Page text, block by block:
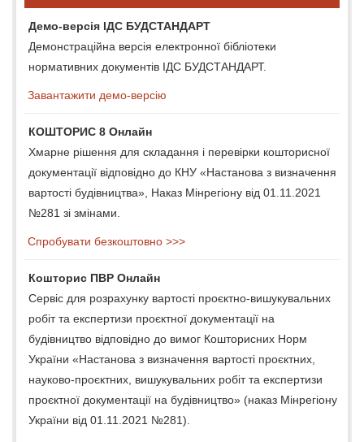
Демо-версія ІДС БУДСТАНДАРТ
Демонстраційна версія електронної бібліотеки
нормативних документів ІДС БУДСТАНДАРТ.
Завантажити демо-версію
КОШТОРИС 8 Онлайн
Хмарне рішення для складання і перевірки кошторисної
документації відповідно до КНУ «Настанова з визначення
вартості будівництва», Наказ Мінрегіону від 01.11.2021
№281 зі змінами.
Спробувати безкоштовно >>>
Кошторис ПВР Онлайн
Сервіс для розрахунку вартості проєктно-вишукувальних
робіт та експертизи проєктної документації на
будівництво відповідно до вимог Кошторисних Норм
України «Настанова з визначення вартості проєктних,
науково-проєктних, вишукувальних робіт та експертизи
проєктної документації на будівництво» (наказ Мінрегіону
України від 01.11.2021 №281).